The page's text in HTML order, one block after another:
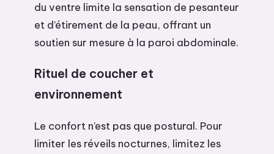
du ventre limite la sensation de pesanteur
et d’étirement de la peau, offrant un
soutien sur mesure à la paroi abdominale.
Rituel de coucher et
environnement
Le confort n’est pas que postural. Pour
limiter les réveils nocturnes, limitez les